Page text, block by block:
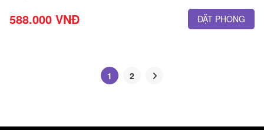
588.000 VNĐ ĐẶT PHÒNG
1 2